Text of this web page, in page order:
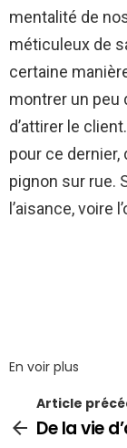
mentalité de
méticuleux de
certaine
montrer un peu
d’attirer le
pour ce dernier,
pignon sur rue.
l’aisance, voire
En voir plus
Article
De la vie